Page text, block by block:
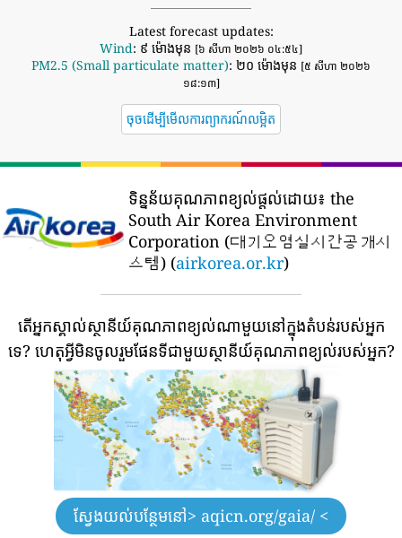
Latest forecast updates:
Wind: ៩ ម៉ោងមុន [៦ សីហា ២០២៦ ០៤:៥៤]
PM2.5 (Small particulate matter): ២០ ម៉ោងមុន [៥ សីហា ២០២៦
១៨:១៣]
ចុចដើម្បីមើលការព្យាករណ៍លម្អិត
ទិន្នន័យគុណភាពខ្យល់ផ្តល់ដោយ៖ the
South Air Korea Environment
Corporation (대기오염실시간공개시
스템) (airkorea.or.kr)
តើអ្នកស្គាល់ស្ថានីយ៍គុណភាពខ្យល់ណាមួយនៅក្នុងតំបន់របស់អ្នក
ទេ? ហេតុអ្វីមិនចូលរួមផែនទីជាមួយស្ថានីយ៍គុណភាពខ្យល់របស់អ្នក?
ស្វែងយល់បន្ថែមនៅ> aqicn.org/gaia/ <